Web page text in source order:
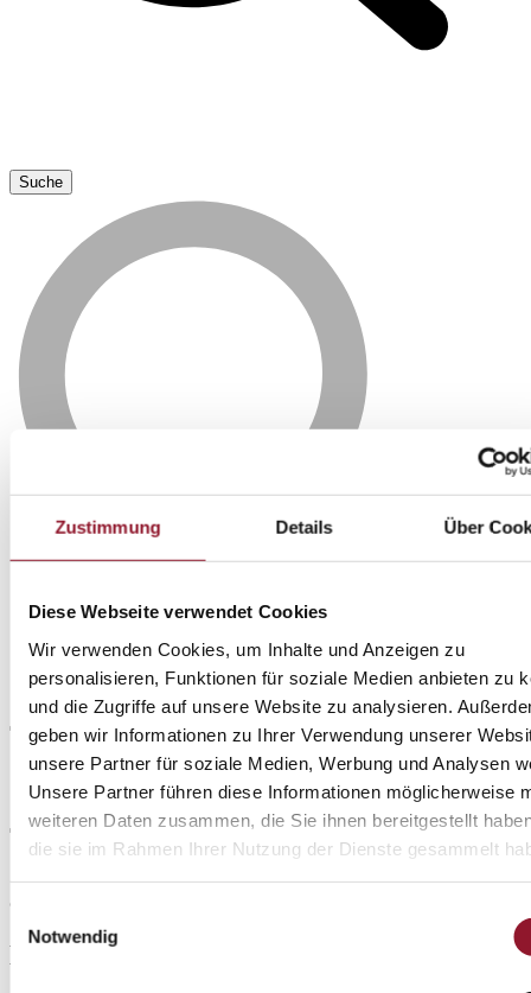
Zustimmung Details Über
Diese Webseite verwendet Cookies
Wir verwenden Cookies, um Inhalte und Anzeigen zu
personalisieren, Funktionen für soziale Medien anbieten zu
und die Zugriffe auf unsere Website zu analysieren.
geben wir Informationen zu Ihrer Verwendung unserer
unsere Partner für soziale Medien, Werbung und Analysen
Unsere Partner führen diese Informationen möglicherweise
weiteren Daten zusammen, die Sie ihnen bereitgestellt
die sie im Rahmen Ihrer Nutzung der Dienste gesammelt
Notwendig
© Sebastian Geuner
Berlin: Tempodrom